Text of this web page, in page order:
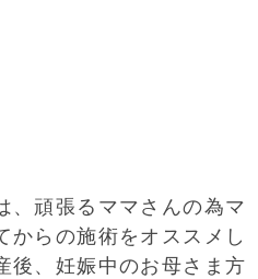
、頑張るママさんの為マ
からの施術をオススメし
後、妊娠中のお母さま方